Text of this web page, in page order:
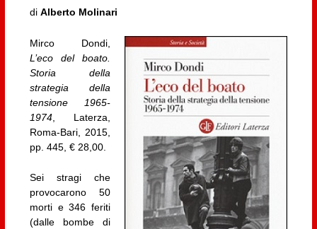
di Alberto Molinari
Mirco Dondi,
L’eco del boato.
Storia della
strategia della
tensione 1965-
1974, Laterza,
Roma-Bari, 2015,
pp. 445, € 28,00.
Sei stragi che
provocarono 50
morti e 346 feriti
(dalle bombe di